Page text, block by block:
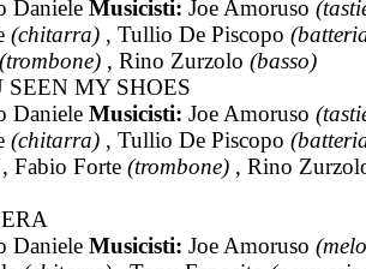
Daniele Musicisti: Joe Amoruso
(chitarra) , Tullio De Piscopo
(trombone) , Rino Zurzolo (basso)
MY SHOES
Daniele Musicisti: Joe Amoruso
(chitarra) , Tullio De Piscopo
, Fabio Forte (trombone) , Rino
Daniele Musicisti: Joe Amoruso